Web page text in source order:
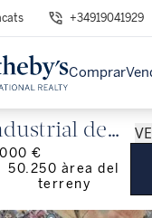
+34919041929
Comprar
de
Polígon La
Huelva.
€
50.250 àrea del
terreny